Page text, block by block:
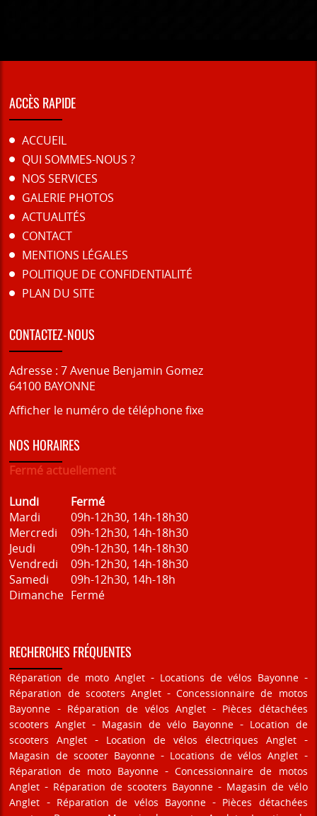
ACCÈS RAPIDE
ACCUEIL
QUI SOMMES-NOUS ?
NOS SERVICES
GALERIE PHOTOS
ACTUALITÉS
CONTACT
MENTIONS LÉGALES
POLITIQUE DE CONFIDENTIALITÉ
PLAN DU SITE
CONTACTEZ-NOUS
Adresse :7 Avenue Benjamin Gomez
64100 BAYONNE
Afficher le numéro de téléphone fixe
NOS HORAIRES
Fermé actuellement
Lundi
Fermé
Mardi
09h-12h30, 14h-18h30
Mercredi
09h-12h30, 14h-18h30
Jeudi
09h-12h30, 14h-18h30
Vendredi
09h-12h30, 14h-18h30
Samedi
09h-12h30, 14h-18h
Dimanche Fermé
RECHERCHES FRÉQUENTES
Réparation de moto Anglet
Locations de vélos Bayonne
Réparation de scooters Anglet
Concessionnaire de motos
Bayonne
Réparation de vélos Anglet
Pièces détachées
scooters Anglet
Magasin de vélo Bayonne
Location de
scooters Anglet
Location de vélos électriques Anglet
Magasin de scooter Bayonne
Locations de vélos Anglet
Réparation de moto Bayonne
Concessionnaire de motos
Anglet
Réparation de scooters Bayonne
Magasin de vélo
Anglet
Réparation de vélos Bayonne
Pièces détachées